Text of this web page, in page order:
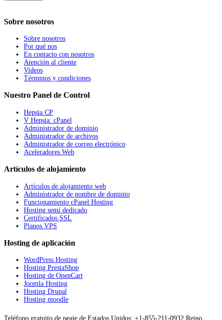
Sobre nosotros
Sobre nosotros
Por qué nos
En contacto con nosotros
Atención al cliente
Videos
Términos y condiciones
Nuestro Panel de Control
Hepsia CP
V Hepsia. cPanel
Administrador de dominio
Administrador de archivos
Administrador de correo electrónico
Aceleradores Web
Artículos de alojamiento
Artículos de alojamiento web
Administrador de nombre de dominio
Funcionamiento cPanel Hosting
Hosting semi dedicado
Certificados SSL
Planos VPS
Hosting de aplicación
WordPress Hosting
Hosting PrestaShop
Hosting de OpenCart
Joomla Hosting
Hosting Drupal
Hosting moodle
Teléfono gratuito de peaje de Estados Unidos: +1-855-211-0932 Reino